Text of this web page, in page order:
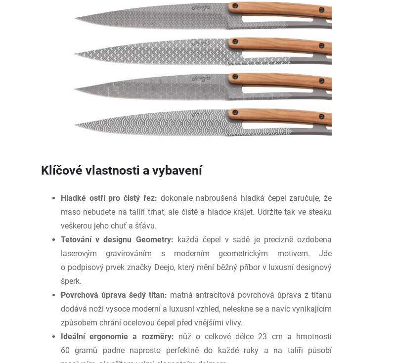
Klíčové vlastnosti a vybavení
Hladké ostří pro čistý řez: dokonale nabroušená hladká čepel zaručuje, že
maso nebudete na talíři trhat, ale čistě a hladce krájet. Udržíte tak ve steaku
veškerou jeho chuť a šťávu.
Tetování v designu Geometry: každá čepel v sadě je precizně ozdobena
laserovým gravírováním s moderním geometrickým motivem. Jde
o podpisový prvek značky Deejo, který mění běžný příbor v luxusní designový
šperk.
Povrchová úprava šedý titan: matná antracitová povrchová úprava z titanu
dodává noži vysoce moderní a luxusní vzhled, neleskne se a navíc vynikajícím
způsobem chrání ocelovou čepel před vnějšími vlivy.
Ideální ergonomie a rozměry: nůž o celkové délce 23 cm a hmotnosti
60 gramů padne naprosto perfektně do každé ruky a na talíři působí